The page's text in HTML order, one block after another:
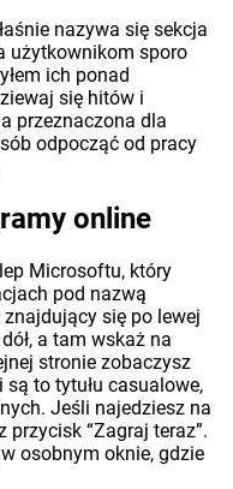
nazywa się sekcja
użytkownikom sporo
ich ponad
się hitów i
przeznaczona dla
odpocząć od pracy
online
Microsoftu, który
pod nazwą
się po lewej
a tam wskaż na
stronie zobaczysz
to tytułu casualowe,
Jeśli najedziesz na
przycisk “Zagraj teraz”.
osobnym oknie, gdzie